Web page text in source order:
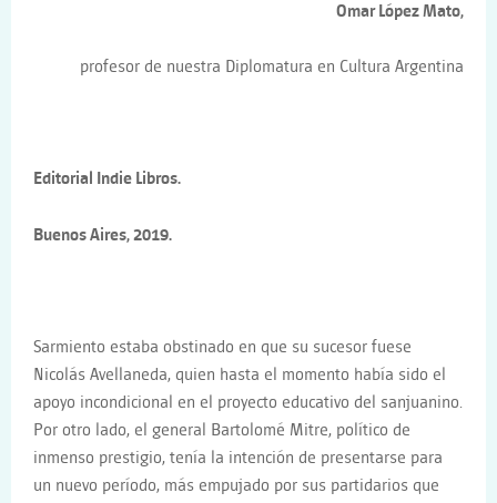
Omar López Mato,
profesor de nuestra Diplomatura en Cultura Argentina
Editorial Indie Libros.
Buenos Aires, 2019.
Sarmiento estaba obstinado en que su sucesor fuese
Nicolás Avellaneda, quien hasta el momento había sido el
apoyo incondicional en el proyecto educativo del sanjuanino.
Por otro lado, el general Bartolomé Mitre, político de
inmenso prestigio, tenía la intención de presentarse para
un nuevo período, más empujado por sus partidarios que